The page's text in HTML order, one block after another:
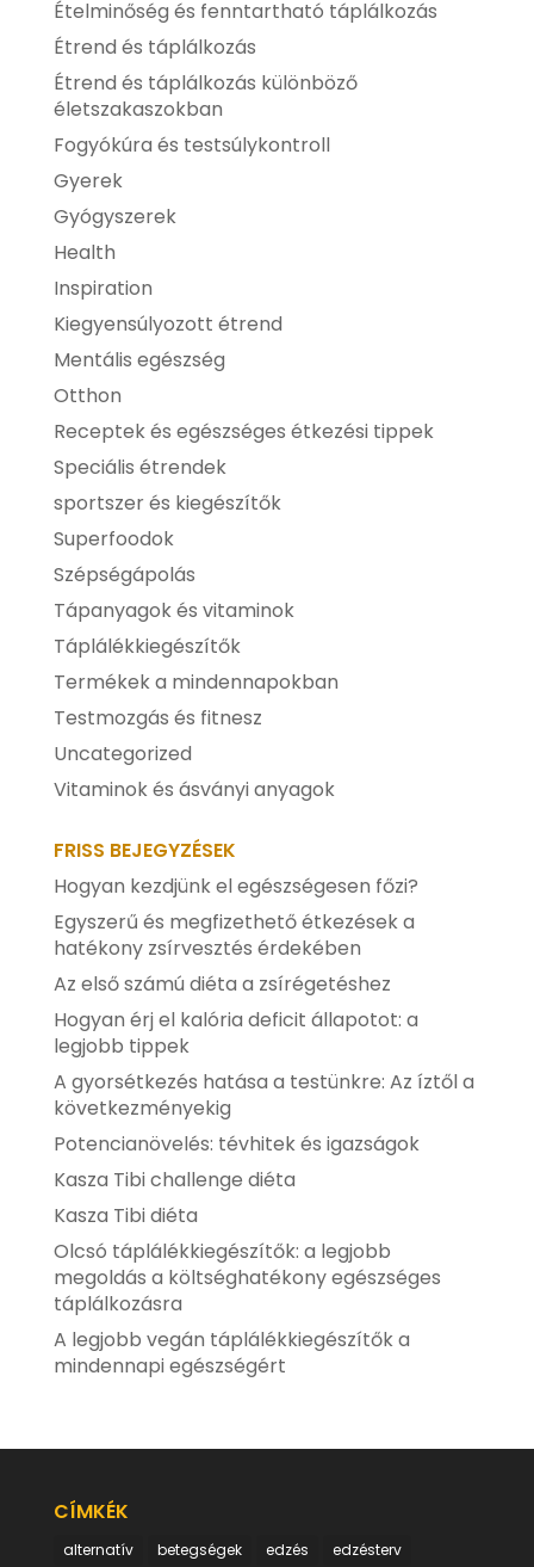
Ételminőség és fenntartható táplálkozás
Étrend és táplálkozás
Étrend és táplálkozás különböző
életszakaszokban
Fogyókúra és testsúlykontroll
Gyerek
Gyógyszerek
Health
Inspiration
Kiegyensúlyozott étrend
Mentális egészség
Otthon
Receptek és egészséges étkezési tippek
Speciális étrendek
sportszer és kiegészítők
Superfoodok
Szépségápolás
Tápanyagok és vitaminok
Táplálékkiegészítők
Termékek a mindennapokban
Testmozgás és fitnesz
Uncategorized
Vitaminok és ásványi anyagok
FRISS BEJEGYZÉSEK
Hogyan kezdjünk el egészségesen főzi?
Egyszerű és megfizethető étkezések a
hatékony zsírvesztés érdekében
Az első számú diéta a zsírégetéshez
Hogyan érj el kalória deficit állapotot: a
legjobb tippek
A gyorsétkezés hatása a testünkre: Az íztől a
következményekig
Potencianövelés: tévhitek és igazságok
Kasza Tibi challenge diéta
Kasza Tibi diéta
Olcsó táplálékkiegészítők: a legjobb
megoldás a költséghatékony egészséges
táplálkozásra
A legjobb vegán táplálékkiegészítők a
mindennapi egészségért
CÍMKÉK
alternatív betegségek edzés
edzésterv